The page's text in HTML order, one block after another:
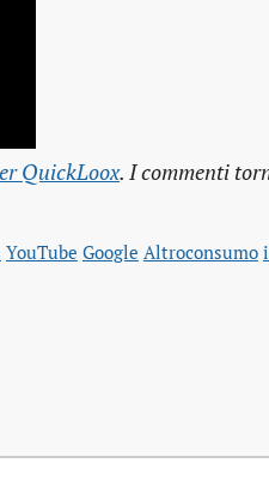
QuickLoox. I commenti
YouTube Google Altroconsumo